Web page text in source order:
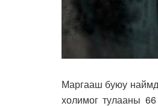
Маргааш буюу
холимог тулааны